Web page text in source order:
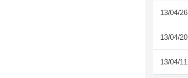
13/04/26
13/04/20
13/04/11